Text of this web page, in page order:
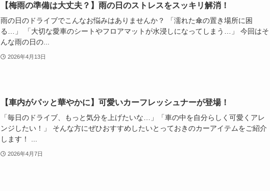
【梅雨の準備は大丈夫？】雨の日のストレスをスッキリ解消！
雨の日のドライブでこんなお悩みはありませんか？ 「濡れた傘の置き場所に困
る…」 「大切な愛車のシートやフロアマットが水浸しになってしまう…」 今回はそ
んな雨の日の...
2026年4月13日
【車内がパッと華やかに】可愛いカーフレッシュナーが登場！
「毎日のドライブ、もっと気分を上げたいな…」「車の中を自分らしく可愛くアレ
ンジしたい！」 そんな方にぜひおすすめしたいとっておきのカーアイテムをご紹介
します！ ...
2026年4月7日